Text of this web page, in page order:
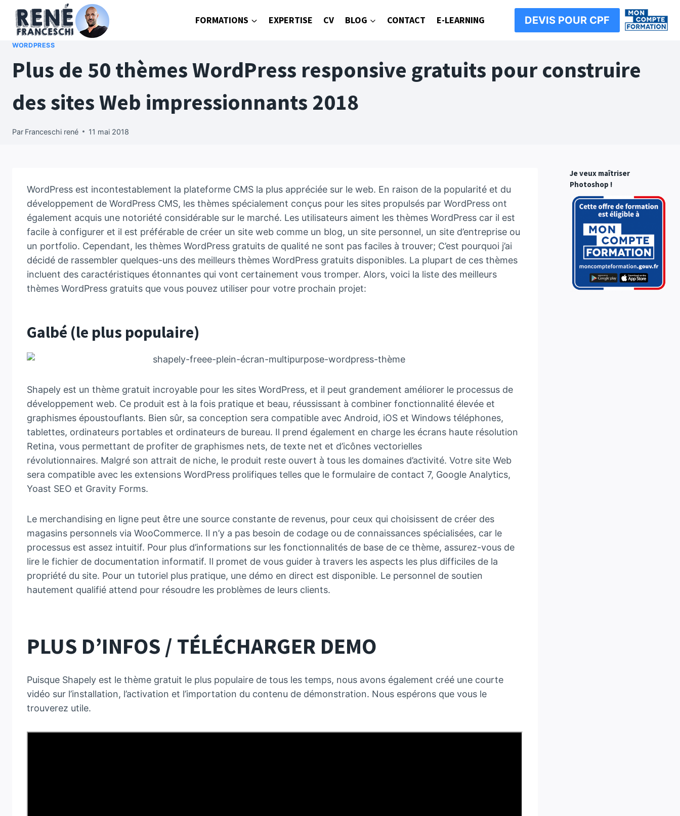
contenu
FORMATIONS EXPERTISE CV BLOG CONTACT E-LEARNING DEVIS POUR CPF
WORDPRESS
Plus de 50 thèmes WordPress responsive gratuits pour construire
des sites Web impressionnants 2018
Par Franceschi rené 11 mai 2018
WordPress est incontestablement la plateforme CMS la plus appréciée sur le web. En raison de la popularité et du
développement de WordPress CMS, les thèmes spécialement conçus pour les sites propulsés par WordPress ont
également acquis une notoriété considérable sur le marché. Les utilisateurs aiment les thèmes WordPress car il est
facile à configurer et il est préférable de créer un site web comme un blog, un site personnel, un site d’entreprise ou
un portfolio. Cependant, les thèmes WordPress gratuits de qualité ne sont pas faciles à trouver; C’est pourquoi j’ai
décidé de rassembler quelques-uns des meilleurs thèmes WordPress gratuits disponibles. La plupart de ces thèmes
incluent des caractéristiques étonnantes qui vont certainement vous tromper. Alors, voici la liste des meilleurs
thèmes WordPress gratuits que vous pouvez utiliser pour votre prochain projet:
Galbé (le plus populaire)
Shapely est un thème gratuit incroyable pour les sites WordPress, et il peut grandement améliorer le processus de
développement web. Ce produit est à la fois pratique et beau, réussissant à combiner fonctionnalité élevée et
graphismes époustouflants. Bien sûr, sa conception sera compatible avec Android, iOS et Windows téléphones,
tablettes, ordinateurs portables et ordinateurs de bureau. Il prend également en charge les écrans haute résolution
Retina, vous permettant de profiter de graphismes nets, de texte net et d’icônes vectorielles
révolutionnaires. Malgré son attrait de niche, le produit reste ouvert à tous les domaines d’activité. Votre site Web
sera compatible avec les extensions WordPress prolifiques telles que le formulaire de contact 7, Google Analytics,
Yoast SEO et Gravity Forms.
Le merchandising en ligne peut être une source constante de revenus, pour ceux qui choisissent de créer des
magasins personnels via WooCommerce. Il n’y a pas besoin de codage ou de connaissances spécialisées, car le
processus est assez intuitif. Pour plus d’informations sur les fonctionnalités de base de ce thème, assurez-vous de
lire le fichier de documentation informatif. Il promet de vous guider à travers les aspects les plus difficiles de la
propriété du site. Pour un tutoriel plus pratique, une démo en direct est disponible. Le personnel de soutien
hautement qualifié attend pour résoudre les problèmes de leurs clients.
PLUS D’INFOS / TÉLÉCHARGER DEMO
Puisque Shapely est le thème gratuit le plus populaire de tous les temps, nous avons également créé une courte
vidéo sur l’installation, l’activation et l’importation du contenu de démonstration. Nous espérons que vous le
trouverez utile.
Je veux maîtriser
Photoshop !